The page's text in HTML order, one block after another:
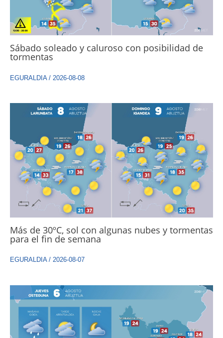
Sábado soleado y caluroso con posibilidad de
tormentas
EGURALDIA/ 2026-08-08
Más de 30ºC, sol con algunas nubes y tormentas
para el fin de semana
EGURALDIA/ 2026-08-07